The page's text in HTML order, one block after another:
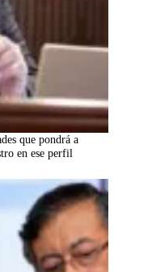
que pondrá a
en ese perfil